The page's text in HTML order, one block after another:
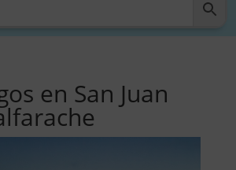
en San Juan